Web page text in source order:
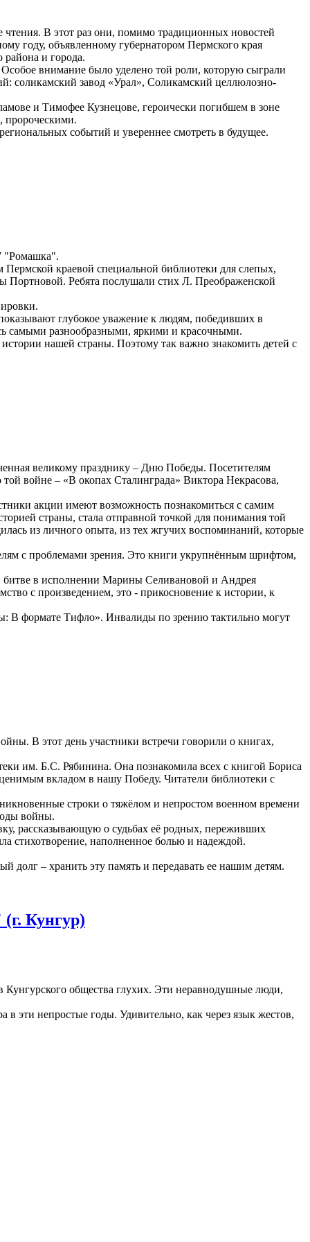
В этот раз они, помимо традиционных новостей
году, объявленному губернатором Пермского края
и города.
внимание было уделено той роли, которую сыграли
соликамский завод «Урал», Соликамский целлюлозно-
и Тимофее Кузнецове, героически погибшем в зоне
пророческими.
событий и увереннее смотреть в будущее.
"Ромашка".
краевой специальной библиотеки для слепых,
Портновой. Ребята послушали стих Л. Преображенской
глубокое уважение к людям, победивших в
самыми разнообразными, яркими и красочными.
нашей страны. Поэтому так важно знакомить детей с
великому празднику – Дню Победы. Посетителям
войне – «В окопах Сталинграда» Виктора Некрасова,
акции имеют возможность познакомиться с самим
страны, стала отправной точкой для понимания той
из личного опыта, из тех жгучих воспоминаний, которые
с проблемами зрения. Это книги укрупнённым шрифтом,
в исполнении Марины Селивановой и Андрея
с произведением, это - прикосновение к истории, к
В формате Тифло». Инвалиды по зрению тактильно могут
В этот день участники встречи говорили о книгах,
им. Б.С. Рябинина. Она познакомила всех с книгой Бориса
вкладом в нашу Победу. Читатели библиотеки с
строки о тяжёлом и непростом военном времени
войны.
рассказывающую о судьбах её родных, переживших
стихотворение, наполненное болью и надеждой.
– хранить эту память и передавать ее нашим детям.
Кунгур)
общества глухих. Эти неравнодушные люди,
эти непростые годы. Удивительно, как через язык жестов,